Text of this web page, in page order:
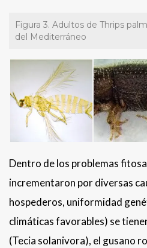
Figura 3. Adultos de Thrips
del Mediterráneo
Dentro de los problemas
incrementaron por diversas
hospederos, uniformidad
climáticas favorables) se
(Tecia solanivora), el gusano